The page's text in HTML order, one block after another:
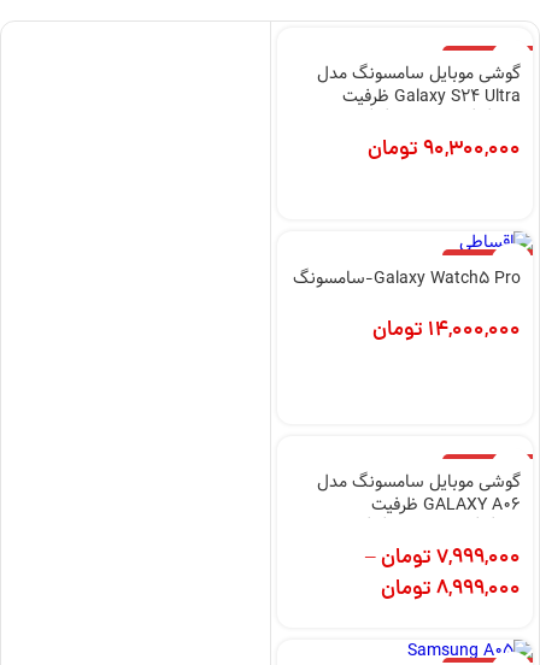
اتمام موجودی
گوشی موبایل سامسونگ مدل
Galaxy S24 Ultra ظرفیت
90,300,000تومان
Galaxy Watch5 Pro-سامسونگ
14,000,000 تومان
گوشی موبایل سامسونگ مدل
GALAXY A06 ظرفیت
7,999,000تومان –
8,999,000تومان